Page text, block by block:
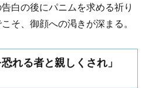
白の後にパニムを求める祈り
そ、御顔への渇きが深まる。
れる者と親しくされ」